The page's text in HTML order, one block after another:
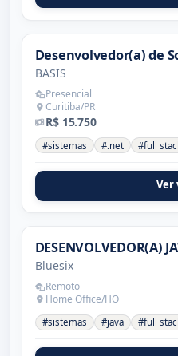
Desenvolvedor(a) de
BASIS
Presencial
Curitiba/PR
R$ 15.750
#sistemas #.net #full
Ver
DESENVOLVEDOR(A)
Bluesix
Remoto
Home Office/HO
#sistemas #java #full